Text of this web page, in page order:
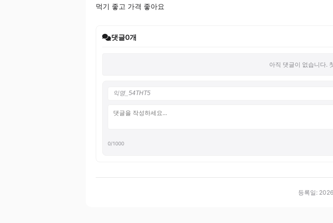
먹기 좋고 가격 좋아요
댓글0개
아직 댓글이 없습니다.
0/1000
등록일: